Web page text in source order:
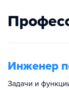
Инженер
Задачи и